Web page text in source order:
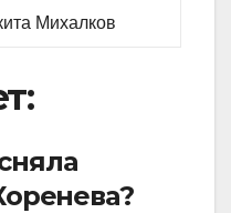
Михалков